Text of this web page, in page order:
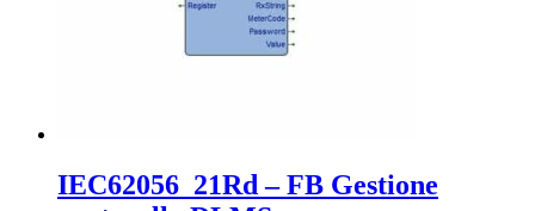
IEC62056_21Rd – FB Gestione